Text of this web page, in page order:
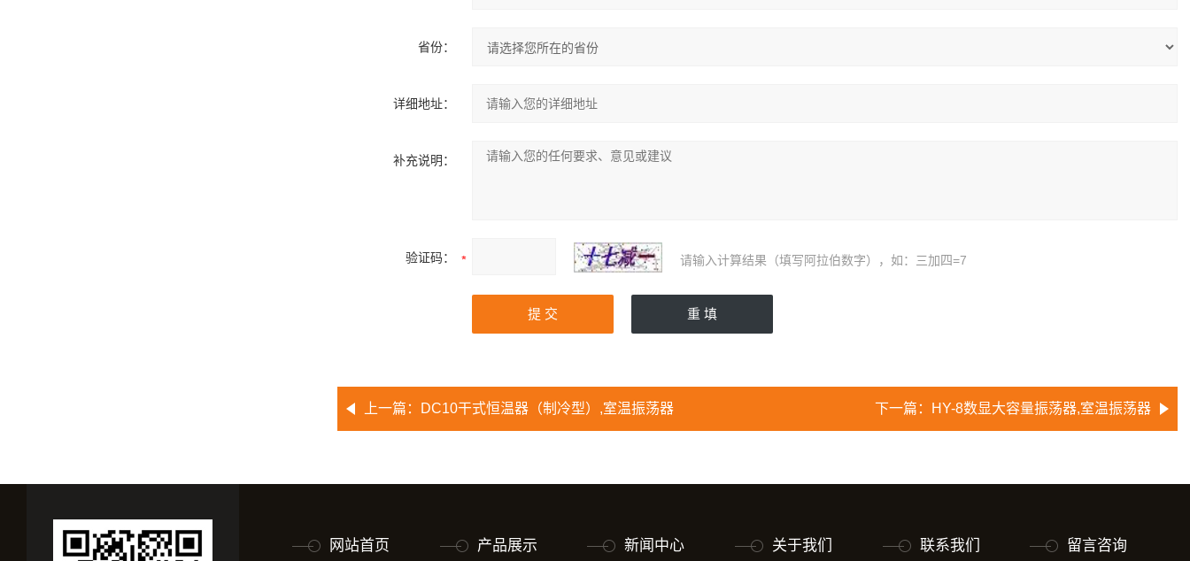
省份：
详细地址：
补充说明：
验证码： 请输入计算结果（填写阿拉伯数字），如：三加四=7
上一篇： DC10干式恒温器（制冷型）,室温振荡器 下一篇： HY-8数显大容量振荡器,室温振荡器
网站首页 产品展示 新闻中心 关于我们 联系我们 留言咨询